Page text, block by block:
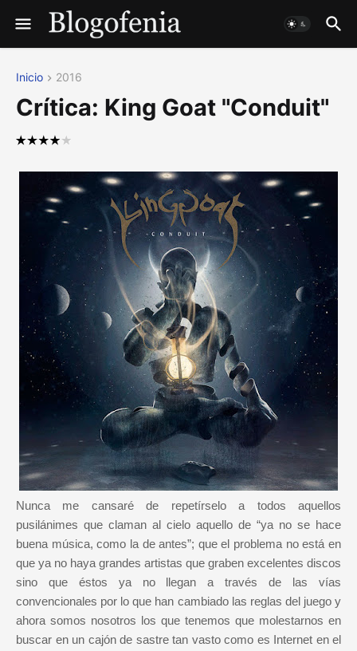
Inicio 2016
Crítica: King Goat "Conduit"
Nunca me cansaré de repetírselo a todos aquellos
pusilánimes que claman al cielo aquello de “ya no se hace
buena música, como la de antes”; que el problema no está en
que ya no haya grandes artistas que graben excelentes discos
sino que éstos ya no llegan a través de las vías
convencionales por lo que han cambiado las reglas del juego y
ahora somos nosotros los que tenemos que molestarnos en
buscar en un cajón de sastre tan vasto como es Internet en el